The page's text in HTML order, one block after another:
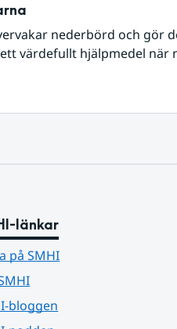
nederbörd och gör
värdefullt hjälpmedel när
länkar
på SMHI
bloggen